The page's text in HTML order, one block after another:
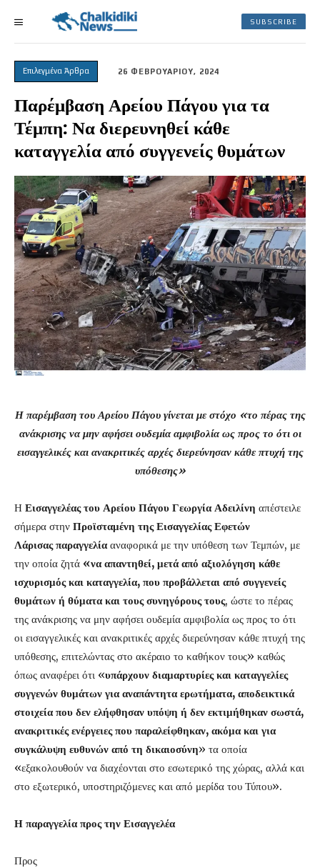
SUBSCRIBE
Επιλεγμένα Άρθρα 26 ΦΕΒΡΟΥΑΡΙΟΥ, 2024
Παρέμβαση Αρείου Πάγου για τα
Τέμπη: Να διερευνηθεί κάθε
καταγγελία από συγγενείς θυμάτων
Η παρέμβαση του Αρείου Πάγου γίνεται με στόχο «το πέρας της
ανάκρισης να μην αφήσει ουδεμία αμφιβολία ως προς το ότι οι
εισαγγελικές και ανακριτικές αρχές διερεύνησαν κάθε πτυχή της
υπόθεσης»
Η Εισαγγελέας του Αρείου Πάγου Γεωργία Αδειλίνη απέστειλε
σήμερα στην Προϊσταμένη της Εισαγγελίας Εφετών
Λάρισας παραγγελίααναφορικά με την υπόθεση των Τεμπών, με
την οποία ζητά «να απαντηθεί, μετά από αξιολόγηση κάθε
ισχυρισμός και καταγγελία, που προβάλλεται από συγγενείς
θυμάτων ή θύματα και τους συνηγόρους τους, ώστε το πέρας
της ανάκρισης να μην αφήσει ουδεμία αμφιβολία ως προς το ότι
οι εισαγγελικές και ανακριτικές αρχές διερεύνησαν κάθε πτυχή της
υπόθεσης, επιτελώντας στο ακέραιο το καθήκον τους» καθώς
όπως αναφέρει ότι «υπάρχουν διαμαρτυρίες και καταγγελίες
συγγενών θυμάτων για αναπάντητα ερωτήματα, αποδεικτικά
στοιχεία που δεν ελήφθησαν υπόψη ή δεν εκτιμήθηκαν σωστά,
ανακριτικές ενέργειες που παραλείφθηκαν, ακόμα και για
συγκάλυψη ευθυνών από τη δικαιοσύνη» τα οποία
«εξακολουθούν να διαχέονται στο εσωτερικό της χώρας, αλλά και
στο εξωτερικό, υποστηριζόμενες και από μερίδα του Τύπου».
Η παραγγελία προς την Εισαγγελέα
Προς